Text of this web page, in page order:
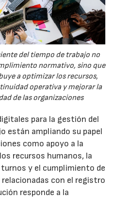
del tiempo de trabajo no
normativo, sino que
a optimizar los recursos,
operativa y mejorar la
de las organizaciones
para la gestión del
están ampliando su papel
como apoyo a la
recursos humanos, la
y el cumplimiento de
con el registro
responde a la